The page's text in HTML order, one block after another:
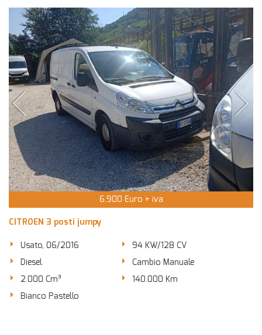
6.900 Euro + iva
CITROEN 3 posti jumpy
Usato, 06/2016
94 KW/128 CV
Diesel
Cambio Manuale
2.000 Cm³
140.000 Km
Bianco Pastello